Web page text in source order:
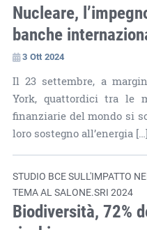
Nucleare,
banche
3 Ott 2024
Il 23 settembre, a
York, quattordici tra le
finanziarie del mondo si
loro sostegno all’energia […]
STUDIO BCE SULL'IMPATTO
TEMA AL SALONE.SRI 2024
Biodiversità, 72%